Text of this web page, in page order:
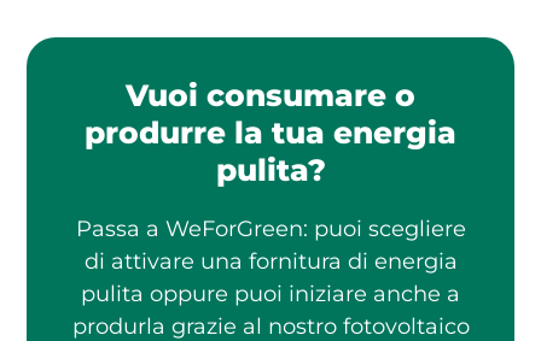
Vuoi consumare o
produrre la tua energia
pulita?
Passa a WeForGreen: puoi scegliere
di attivare una fornitura di energia
pulita oppure puoi iniziare anche a
produrla grazie al nostro fotovoltaico